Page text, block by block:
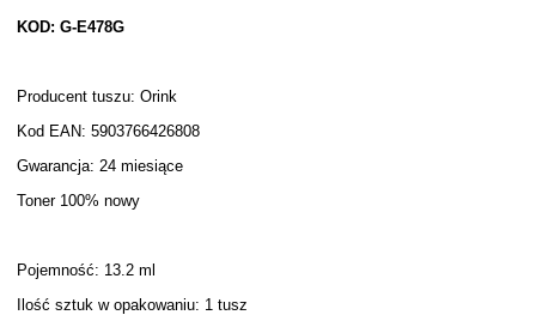
KOD: G-E478G
Producent tuszu: Orink
Kod EAN: 5903766426808
Gwarancja: 24 miesiące
Toner 100% nowy
Pojemność: 13.2 ml
Ilość sztuk w opakowaniu: 1 tusz